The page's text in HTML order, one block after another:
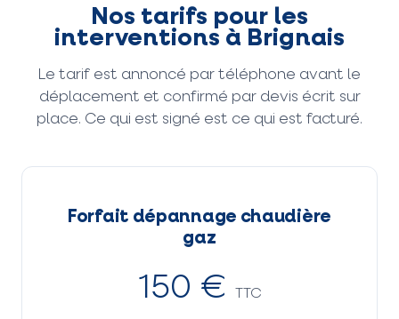
Nos tarifs pour les
interventions à Brignais
Le tarif est annoncé par téléphone avant le
déplacement et confirmé par devis écrit sur
place. Ce qui est signé est ce qui est facturé.
Forfait dépannage chaudière
gaz
150 € TTC